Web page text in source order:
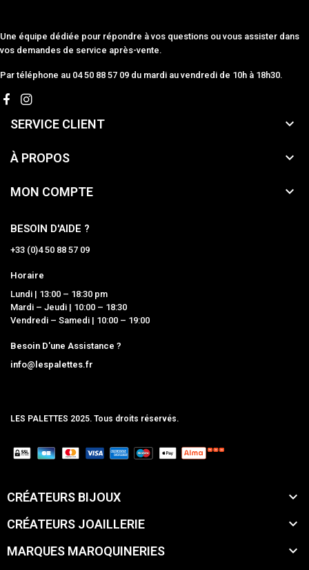
Une équipe dédiée pour répondre à vos questions ou vous assister dans
vos demandes de service après-vente.
Par téléphone au 04 50 88 57 09 du mardi au vendredi de 10h à 18h30.
SERVICE CLIENT 
À PROPOS 
MON COMPTE 
BESOIN D'AIDE ?
+33 (0)4 50 88 57 09
Horaire
Lundi | 13:00 – 18:30 pm
Mardi – Jeudi | 10:00 – 18:30
Vendredi – Samedi | 10:00 – 19:00
Besoin D'une Assistance ?
info@lespalettes.fr
LES PALETTES 2025. Tous droits réservés.
CRÉATEURS BIJOUX 
CRÉATEURS JOAILLERIE 
MARQUES MAROQUINERIES
